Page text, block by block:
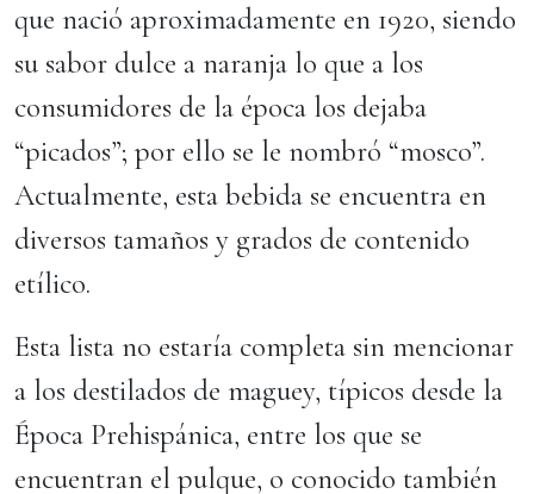
que nació aproximadamente en 1920, siendo
su sabor dulce a naranja lo que a los
consumidores de la época los dejaba
“picados”; por ello se le nombró “mosco”.
Actualmente, esta bebida se encuentra en
diversos tamaños y grados de contenido
etílico.
Esta lista no estaría completa sin mencionar
a los destilados de maguey, típicos desde la
Época Prehispánica, entre los que se
encuentran el pulque, o conocido también